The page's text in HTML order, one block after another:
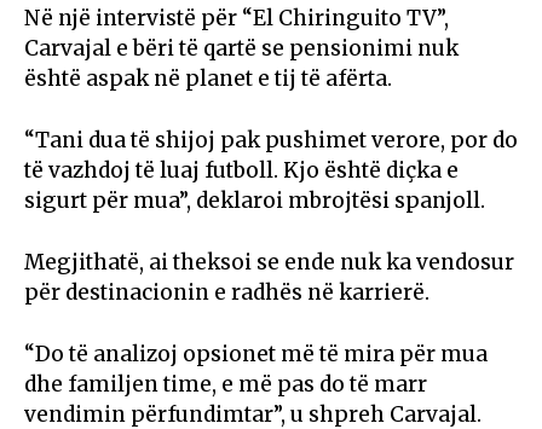
Në një intervistë për “El Chiringuito TV”,
Carvajal e bëri të qartë se pensionimi nuk
është aspak në planet e tij të afërta.
“Tani dua të shijoj pak pushimet verore, por do
të vazhdoj të luaj futboll. Kjo është diçka e
sigurt për mua”, deklaroi mbrojtësi spanjoll.
Megjithatë, ai theksoi se ende nuk ka vendosur
për destinacionin e radhës në karrierë.
“Do të analizoj opsionet më të mira për mua
dhe familjen time, e më pas do të marr
vendimin përfundimtar”, u shpreh Carvajal.